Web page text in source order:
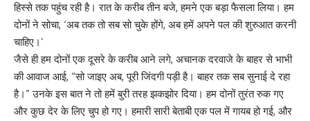
हिस्से तक पहुंच रही है। रात के करीब तीन बजे, हमने एक बड़ा फैसला लिया। हम
दोनों ने सोचा, ‘अब तक तो सब सो चुके होंगे, अब हमें अपने पल की शुरुआत करनी
चाहिए।’
जैसे ही हम दोनों एक दूसरे के करीब आने लगे, अचानक दरवाजे के बाहर से भाभी
की आवाज आई, “सो जाइए अब, पूरी जिंदगी पड़ी है। बाहर तक सब सुनाई दे रहा
है।” उनके इस बात ने तो हमें बुरी तरह झकझोर दिया। हम दोनों तुरंत रुक गए
और कुछ देर के लिए चुप हो गए। हमारी सारी बेताबी एक पल में गायब हो गई, और